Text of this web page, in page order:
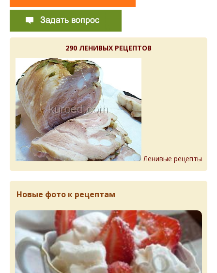
290 ЛЕНИВЫХ РЕЦЕПТОВ
Ленивые рецепты
Новые фото к рецептам